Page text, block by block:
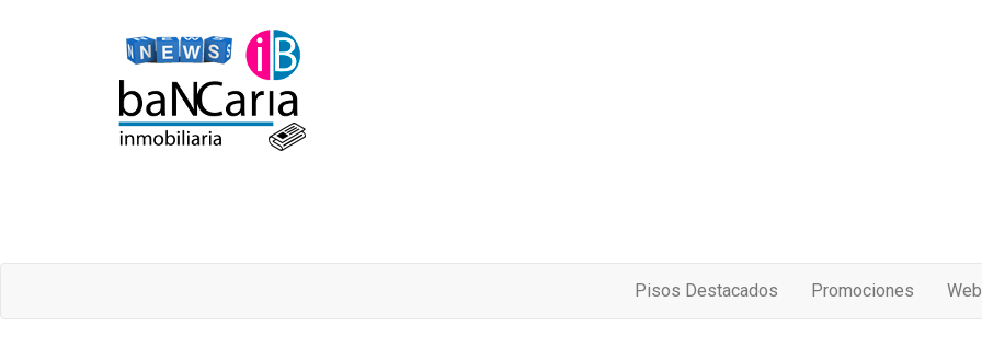
Pisos Destacados Promociones